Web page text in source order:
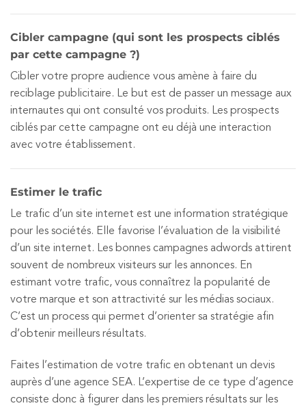
Cibler campagne (qui sont les prospects ciblés
par cette campagne ?)
Cibler votre propre audience vous amène à faire du
reciblage publicitaire. Le but est de passer un message aux
internautes qui ont consulté vos produits. Les prospects
ciblés par cette campagne ont eu déjà une interaction
avec votre établissement.
Estimer le trafic
Le trafic d’un site internet est une information stratégique
pour les sociétés. Elle favorise l’évaluation de la visibilité
d’un site internet. Les bonnes campagnes adwords attirent
souvent de nombreux visiteurs sur les annonces. En
estimant votre trafic, vous connaîtrez la popularité de
votre marque et son attractivité sur les médias sociaux.
C’est un process qui permet d’orienter sa stratégie afin
d’obtenir meilleurs résultats.
Faites l’estimation de votre trafic en obtenant un devis
auprès d’une agence SEA. L’expertise de ce type d’agence
consiste donc à figurer dans les premiers résultats sur les